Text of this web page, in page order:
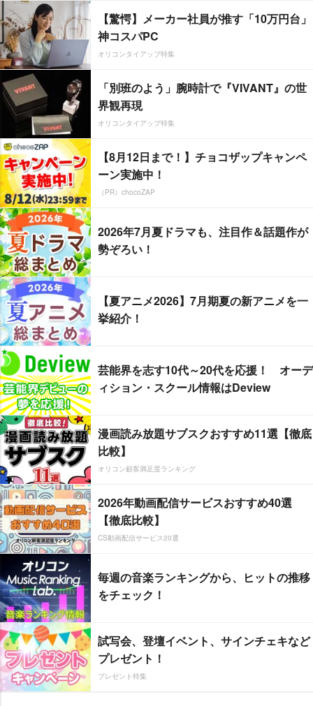
【驚愕】メーカー社員が推す「10万円台」
神コスパPC
オリコンタイアップ特集
「別班のよう」腕時計で『VIVANT』の世
界観再現
オリコンタイアップ特集
【8月12日まで！】チョコザップキャンペ
ーン実施中！
（PR）chocoZAP
2026年7月夏ドラマも、注目作＆話題作が
勢ぞろい！
【夏アニメ2026】7月期夏の新アニメを一
挙紹介！
芸能界を志す10代～20代を応援！ オーデ
ィション・スクール情報はDeview
漫画読み放題サブスクおすすめ11選【徹底
比較】
オリコン顧客満足度ランキング
2026年動画配信サービスおすすめ40選
【徹底比較】
CS動画配信サービス20選
毎週の音楽ランキングから、ヒットの推移
をチェック！
試写会、登壇イベント、サインチェキなど
プレゼント！
プレゼント特集